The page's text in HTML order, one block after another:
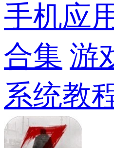
手机应
合集 游
系统教